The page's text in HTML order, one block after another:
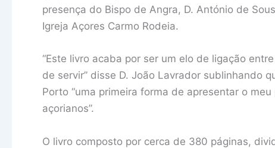
presença do Bispo de Angra, D. António de
Igreja Açores Carmo Rodeia.
“Este livro acaba por ser um elo de ligação
de servir” disse D. João Lavrador sublinhando
Porto “uma primeira forma de apresentar o
açorianos”.
O livro composto por cerca de 380 páginas,